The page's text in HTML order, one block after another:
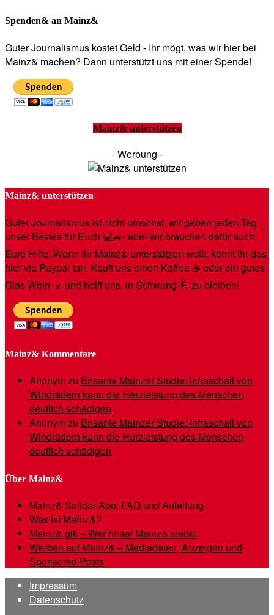
Spenden& an Mainz&
Guter Journalismus kostet Geld - Ihr mögt, was wir hier bei
Mainz& machen? Dann unterstützt uns mit einer Spende!
Mainz& unterstützen
- Werbung -
Mainz& unterstützen
Guter Journalismus ist nicht umsonst, wir geben jeden Tag
unser Bestes für Euch 💻🚙- aber wir brauchen dafür auch
Eure Hilfe: Wenn Ihr Mainz& unterstützen wollt, könnt Ihr das
hier via Paypal tun. Kauft uns einen Kaffee ☕️ oder ein gutes
Glas Wein 🍷 und helft uns, in Schwung 💪 zu bleiben!
Mainz& Kommentare
Anonymzu Brisante Mainzer Studie: Infraschall von
Windrädern kann die Herzleistung des Menschen
deutlich schädigen
Anonymzu Brisante Mainzer Studie: Infraschall von
Windrädern kann die Herzleistung des Menschen
deutlich schädigen
Über Mainz&
Mainz& Solidar-Abo: FAQ und Anleitung
Was ist Mainz&?
Mainz& gik – Wer hinter Mainz& steckt
Werben auf Mainz& – Mediadaten, Anzeigen und
Sponsored Posts
Impressum
Datenschutz